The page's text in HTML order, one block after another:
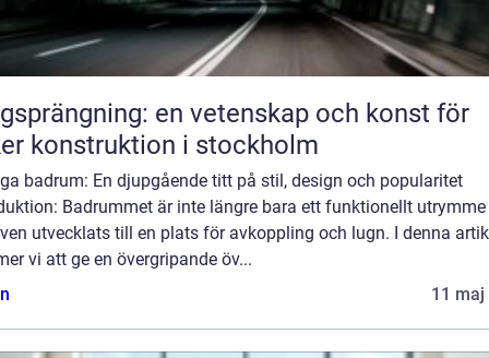
en vetenskap och konst för
konstruktion i stockholm
badrum: En djupgående titt på stil, design och popularitet
Badrummet är inte längre bara ett funktionellt
utvecklats till en plats för avkoppling och lugn. I denna
vi att ge en övergripande öv...
11 maj